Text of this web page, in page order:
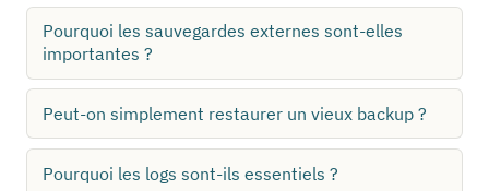
Pourquoi les sauvegardes externes sont-elles
importantes ?
Peut-on simplement restaurer un vieux backup ?
Pourquoi les logs sont-ils essentiels ?